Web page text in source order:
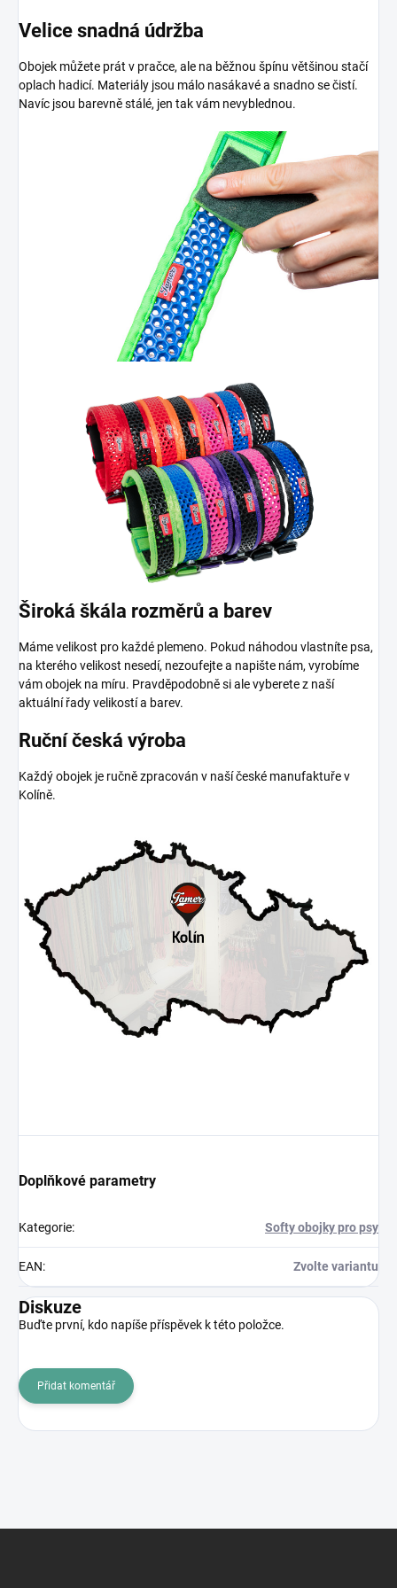
Velice snadná údržba
Obojek můžete prát v pračce, ale na běžnou špínu většinou stačí
oplach hadicí. Materiály jsou málo nasákavé a snadno se čistí.
Navíc jsou barevně stálé, jen tak vám nevyblednou.
Široká škála rozměrů a barev
Máme velikost pro každé plemeno. Pokud náhodou vlastníte psa,
na kterého velikost nesedí, nezoufejte a napište nám, vyrobíme
vám obojek na míru. Pravděpodobně si ale vyberete z naší
aktuální řady velikostí a barev.
Ruční česká výroba
Každý obojek je ručně zpracován v naší české manufaktuře v
Kolíně.
Doplňkové parametry
Kategorie: Softy obojky pro psy
EAN: Zvolte variantu
Diskuze
Buďte první, kdo napíše příspěvek k této položce.
Přidat komentář